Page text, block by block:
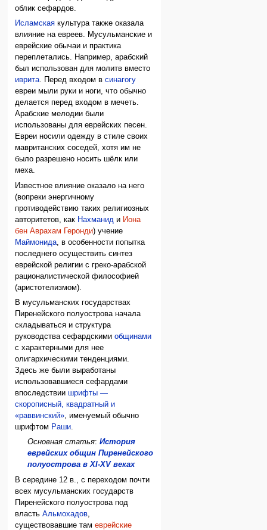
облик сефардов.
Исламская культура также оказала
влияние на евреев. Мусульманские и
еврейские обычаи и практика
переплетались. Например, арабский
был использован для молитв вместо
иврита. Перед входом всинагогу
евреи мыли руки и ноги, что обычно
делается перед входом в мечеть.
Арабские мелодии были
использованы для еврейских песен.
Евреи носили одежду в стиле своих
мавританских соседей, хотя им не
было разрешено носить шёлк или
меха.
Известное влияние оказало на него
(вопреки энергичному
противодействию таких религиозных
авторитетов, как Нахманид и Иона
бен Аврахам Геронди) учение
Маймонида , в особенности попытка
последнего осуществить синтез
еврейской религии с греко-арабской
рационалистической философией
(аристотелизмом).
В мусульманских государствах
Пиренейского полуострова начала
складываться и структура
руководства сефардскимиобщинами
с характерными для нее
олигархическими тенденциями.
Здесь же были выработаны
использовавшиеся сефардами
впоследствиишрифты —
скорописный, квадратный и
«раввинский», именуемый обычно
шрифтом Раши.
Основная статья: История
еврейских общин Пиренейского
полуострова в XI-XV веках
В середине 12 в., с переходом почти
всех мусульманских государств
Пиренейского полуострова под
властьАльмохадов
существовавшие тамеврейские